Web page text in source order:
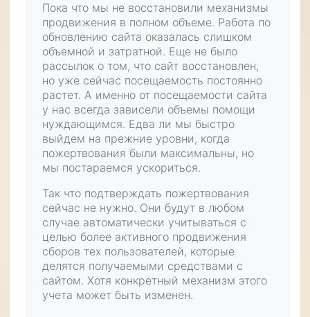
Пока что мы не восстановили механизмы
продвижения в полном объеме. Работа по
обновлению сайта оказалась слишком
объемной и затратной. Еще не было
рассылок о том, что сайт восстановлен,
но уже сейчас посещаемость постоянно
растет. А именно от посещаемости сайта
у нас всегда зависели объемы помощи
нуждающимся. Едва ли мы быстро
выйдем на прежние уровни, когда
пожертвования были максимальны, но
мы постараемся ускориться.
Так что подтверждать пожертвования
сейчас не нужно. Они будут в любом
случае автоматически учитываться с
целью более активного продвижения
сборов тех пользователей, которые
делятся получаемыми средствами с
сайтом. Хотя конкретный механизм этого
учета может быть изменен.